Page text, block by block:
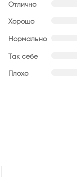
Отлично
Хорошо
Нормально
Так себе
Плохо